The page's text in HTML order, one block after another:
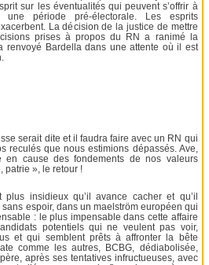
sur les éventualités qui peuvent s’offrir à
période pré-électorale. Les esprits
La décision de la justice de mettre
prises à propos du RN a ranimé la
renvoyé Bardella dans une attente où il est
serait dite et il faudra faire avec un RN qui
reculés que nous estimions dépassés. Ave,
en cause des fondements de nos valeurs
patrie », le retour !
plus insidieux qu’il avance cacher et qu’il
espoir, dans un maelström européen qui
: le plus impensable dans cette affaire
potentiels qui ne veulent pas voir,
et qui semblent prêts à affronter la bête
comme les autres, BCBG, dédiabolisée,
après ses tentatives infructueuses, avec